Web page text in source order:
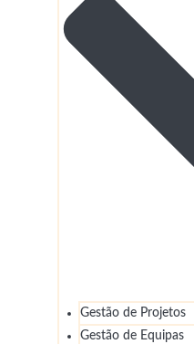
Gestão de Projetos
Gestão de Equipas